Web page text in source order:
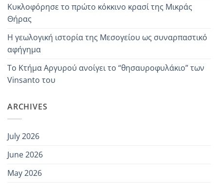
Κυκλοφόρησε το πρώτο κόκκινο κρασί της Μικράς
Θήρας
Η γεωλογική ιστορία της Μεσογείου ως συναρπαστικό
αφήγημα
Το Κτήμα Αργυρού ανοίγει το “θησαυροφυλάκιο” των
Vinsanto του
ARCHIVES
July 2026
June 2026
May 2026